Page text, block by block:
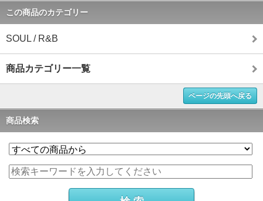
この商品のカテゴリー
SOUL / R&B
商品カテゴリー一覧
ページの先頭へ戻る
商品検索